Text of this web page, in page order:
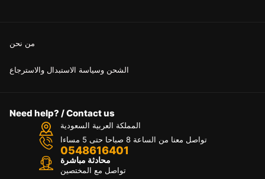
من نحن
الشحن وسياسة الاستبدال والاسترجاع
Need help? / Contact us
المملكة العربية السعودية
تواصل معنا من الساعة 8 صباحا حتى 5 مساءا
0548616401
محادثة مباشرة
تواصل مع المختصين